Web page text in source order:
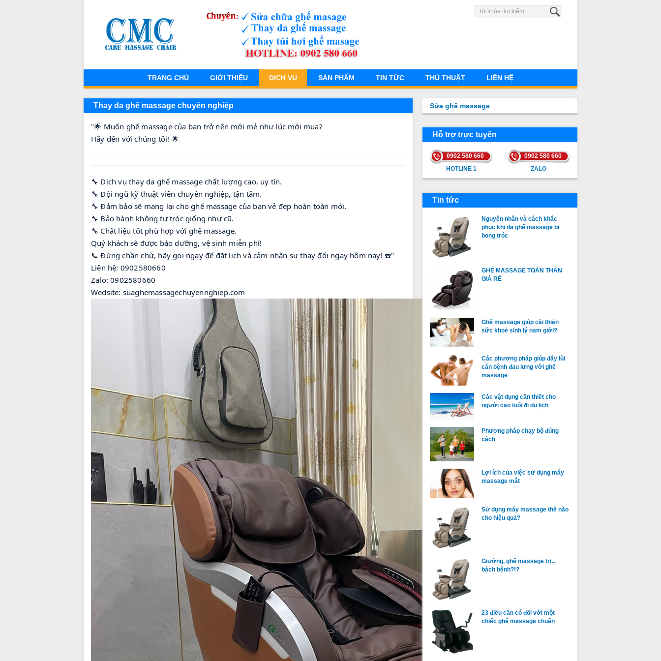
TRANG CHỦ GIỚI THIỆU DỊCH VỤ SẢN PHẨM TIN TỨC THỦ THUẬT LIÊN HỆ
Thay da ghế massage chuyên nghiệp
"🌟 Muốn ghế massage của bạn trở nên mới mẻ như lúc mới mua?
Hãy đến với chúng tôi! 🌟
🔧 Dịch vụ thay da ghế massage chất lượng cao, uy tín.
🔧 Đội ngũ kỹ thuật viên chuyên nghiệp, tận tâm.
🔧 Đảm bảo sẽ mang lại cho ghế massage của bạn vẻ đẹp hoàn toàn mới.
🔧 Bảo hành không tự tróc giống như cũ.
🔧 Chất liệu tốt phù hợp với ghế massage.
Quý khách sẽ được bảo dưỡng, vệ sinh miễn phí!
📞 Đừng chần chừ, hãy gọi ngay để đặt lịch và cảm nhận sự thay đổi ngay hôm nay! ☎️"
Liên hệ: 0902580660
Zalo: 0902580660
Wedsite: suaghemassagechuyennghiep.com
Sửa ghế massage
Hỗ trợ trực tuyến
0902 580 660
HOTLINE 1
HOTLINE 1
0902 580 660
ZALO
ZALO
Tin tức
Nguyên nhân và cách khắc
phục khi da ghế massage bị
bong tróc
GHẾ MASSAGE TOÀN THÂN
GIÁ RẺ
Ghế massage giúp cải thiện
sức khoẻ sinh lý nam giới?
Các phương pháp giúp đẩy lùi
căn bệnh đau lưng với ghế
massage
Các vật dụng cần thiết cho
người cao tuổi đi du lịch
Phương pháp chạy bộ đúng
cách
Lợi ích của việc sử dụng máy
massage mắt
Sử dụng máy massage thế nào
cho hiệu quả?
Giường, ghế massage trị...
bách bệnh?!?
23 điều cần có đối với một
chiếc ghế massage chuẩn